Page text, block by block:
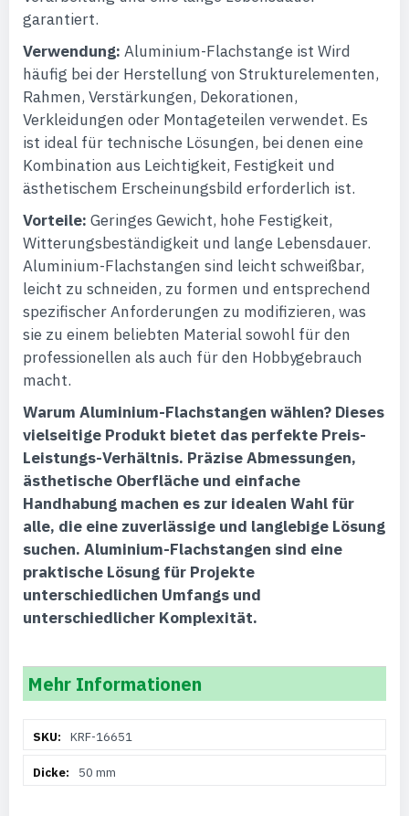
garantiert.
Verwendung: Aluminium-Flachstange ist Wird
häufig bei der Herstellung von Strukturelementen,
Rahmen, Verstärkungen, Dekorationen,
Verkleidungen oder Montageteilen verwendet. Es
ist ideal für technische Lösungen, bei denen eine
Kombination aus Leichtigkeit, Festigkeit und
ästhetischem Erscheinungsbild erforderlich ist.
Vorteile: Geringes Gewicht, hohe Festigkeit,
Witterungsbeständigkeit und lange Lebensdauer.
Aluminium-Flachstangen sind leicht schweißbar,
leicht zu schneiden, zu formen und entsprechend
spezifischer Anforderungen zu modifizieren, was
sie zu einem beliebten Material sowohl für den
professionellen als auch für den Hobbygebrauch
macht.
Warum Aluminium-Flachstangen wählen? Dieses
vielseitige Produkt bietet das perfekte Preis-
Leistungs-Verhältnis. Präzise Abmessungen,
ästhetische Oberfläche und einfache
Handhabung machen es zur idealen Wahl für
alle, die eine zuverlässige und langlebige Lösung
suchen. Aluminium-Flachstangen sind eine
praktische Lösung für Projekte
unterschiedlichen Umfangs und
unterschiedlicher Komplexität.
Mehr Informationen
InformationenKRF-16651
50 mm